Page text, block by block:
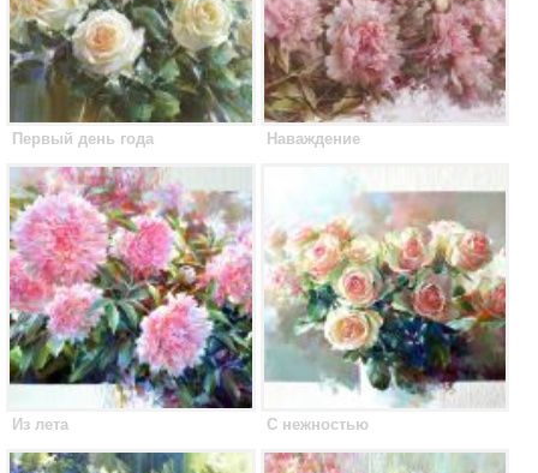
Первый день года Наваждение
Из лета С нежностью